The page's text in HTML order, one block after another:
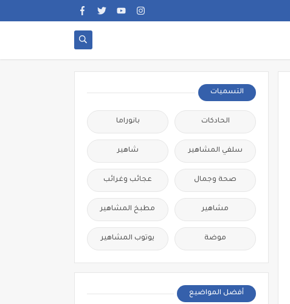
التسميات
الحادكات بانوراما
سلفي المشاهير شاهير
صحة وجمال عجائب وغرائب
مشاهير مطبخ المشاهير
موضة يوتوب المشاهير
أفضل المواضيع